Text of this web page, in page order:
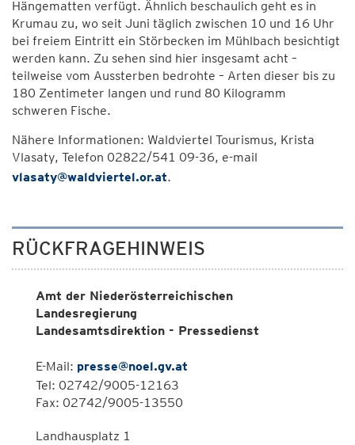
Hängematten verfügt. Ähnlich beschaulich geht es in
Krumau zu, wo seit Juni täglich zwischen 10 und 16 Uhr
bei freiem Eintritt ein Störbecken im Mühlbach besichtigt
werden kann. Zu sehen sind hier insgesamt acht –
teilweise vom Aussterben bedrohte – Arten dieser bis zu
180 Zentimeter langen und rund 80 Kilogramm
schweren Fische.
Nähere Informationen: Waldviertel Tourismus, Krista
Vlasaty, Telefon 02822/541 09-36, e-mail
vlasaty@waldviertel.or.at.
RÜCKFRAGEHINWEIS
Amt der Niederösterreichischen
Landesregierung
Landesamtsdirektion - Pressedienst
E-Mail: presse@noel.gv.at
Tel: 02742/9005-12163
Fax: 02742/9005-13550
Landhausplatz 1